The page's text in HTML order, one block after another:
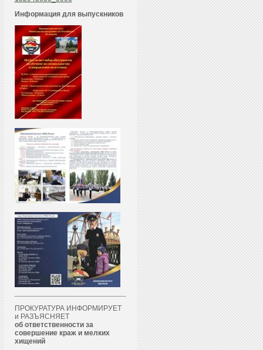
Информация для выпускников
ПРОКУРАТУРА ИНФОРМИРУЕТ
и РАЗЪЯСНЯЕТ
об ответственности за
совершение краж и мелких
хищений